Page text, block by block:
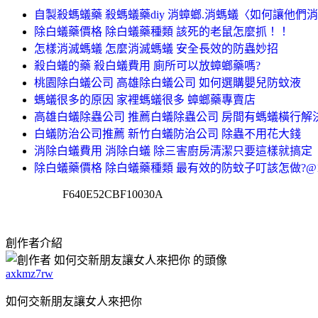
自製殺螞蟻藥 殺螞蟻藥diy 消蟑螂.消螞蟻〈如何讓他們消
除白蟻藥價格 除白蟻藥種類 該死的老鼠怎麼抓！！
怎樣消滅螞蟻 怎麼消滅螞蟻 安全長效的防蟲妙招
殺白蟻的藥 殺白蟻費用 廁所可以放蟑螂藥嗎?
桃園除白蟻公司 高雄除白蟻公司 如何選購嬰兒防蚊液
螞蟻很多的原因 家裡螞蟻很多 蟑螂藥專賣店
高雄白蟻除蟲公司 推薦白蟻除蟲公司 房間有螞蟻橫行解
白蟻防治公司推薦 新竹白蟻防治公司 除蟲不用花大錢
消除白蟻費用 消除白蟻 除三害廚房清潔只要這樣就搞定
除白蟻藥價格 除白蟻藥種類 最有效的防蚊子叮該怎做
F640E52CBF10030A
創作者介紹
axkmz7rw
如何交新朋友讓女人來把你